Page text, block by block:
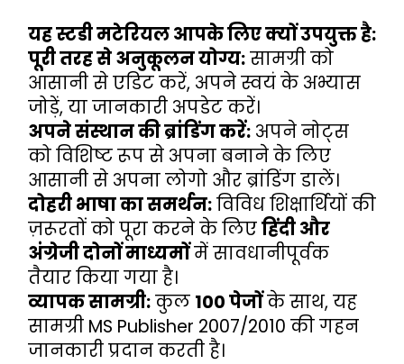
यह स्टडी मटेरियल आपके लिए क्यों उपयुक्त है:
पूरी तरह से अनुकूलन योग्य: सामग्री को
आसानी से एडिट करें, अपने स्वयं के अभ्यास
जोड़ें, या जानकारी अपडेट करें।
अपने संस्थान की ब्रांडिंग करें: अपने नोट्स
को विशिष्ट रूप से अपना बनाने के लिए
आसानी से अपना लोगो और ब्रांडिंग डालें।
दोहरी भाषा का समर्थन: विविध शिक्षार्थियों की
ज़रूरतों को पूरा करने के लिए हिंदी और
अंग्रेजी दोनों माध्यमों में सावधानीपूर्वक
तैयार किया गया है।
व्यापक सामग्री: कुल 100 पेजों के साथ, यह
सामग्री MS Publisher 2007/2010 की गहन
जानकारी प्रदान करती है।